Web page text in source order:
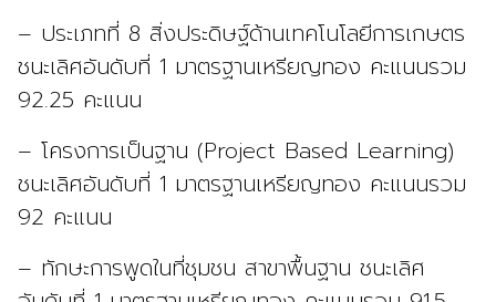
– ประเภทที่ 8 สิ่งประดิษฐ์ด้านเทคโนโลยีการเกษตร
ชนะเลิศอันดับที่ 1 มาตรฐานเหรียญทอง คะแนนรวม
92.25 คะแนน
– โครงการเป็นฐาน (Project Based Learning)
ชนะเลิศอันดับที่ 1 มาตรฐานเหรียญทอง คะแนนรวม
92 คะแนน
– ทักษะการพูดในที่ชุมชน สาขาพื้นฐาน ชนะเลิศ